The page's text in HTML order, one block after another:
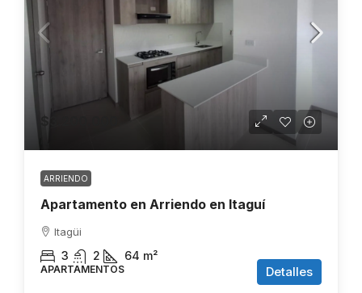
$3.200.000
ARRIENDO
Apartamento en Arriendo en Itaguí
Itagüi
3 2 64 m²
APARTAMENTOS Detalles